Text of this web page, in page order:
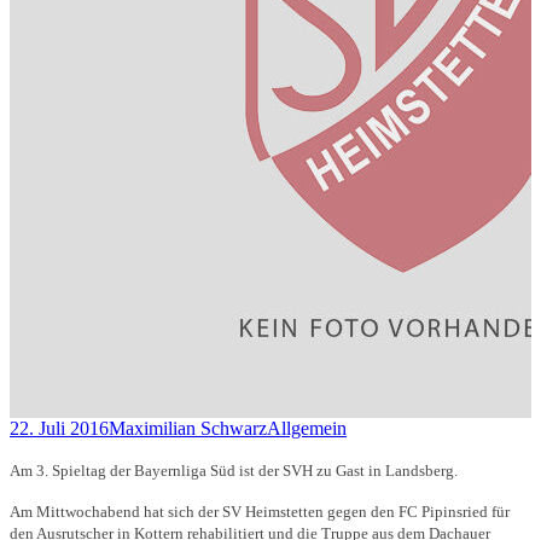
22. Juli 2016Maximilian SchwarzAllgemein
Am 3. Spieltag der Bayernliga Süd ist der SVH zu Gast in Landsberg.
Am Mittwochabend hat sich der SV Heimstetten gegen den FC Pipinsried für
den Ausrutscher in Kottern rehabilitiert und die Truppe aus dem Dachauer